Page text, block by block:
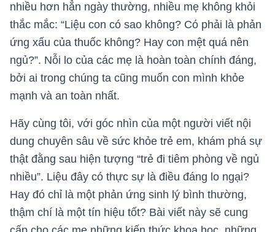
nhiều hơn hẳn ngày thường, nhiều mẹ không khỏi
thắc mắc: “Liệu con có sao không? Có phải là phản
ứng xấu của thuốc không? Hay con mệt quá nên
ngủ?”. Nỗi lo của các mẹ là hoàn toàn chính đáng,
bởi ai trong chúng ta cũng muốn con mình khỏe
mạnh và an toàn nhất.
Hãy cùng tôi, với góc nhìn của một người viết nội
dung chuyên sâu về sức khỏe trẻ em, khám phá sự
thật đằng sau hiện tượng “trẻ đi tiêm phòng về ngủ
nhiều”. Liệu đây có thực sự là điều đáng lo ngại?
Hay đó chỉ là một phản ứng sinh lý bình thường,
thậm chí là một tín hiệu tốt? Bài viết này sẽ cung